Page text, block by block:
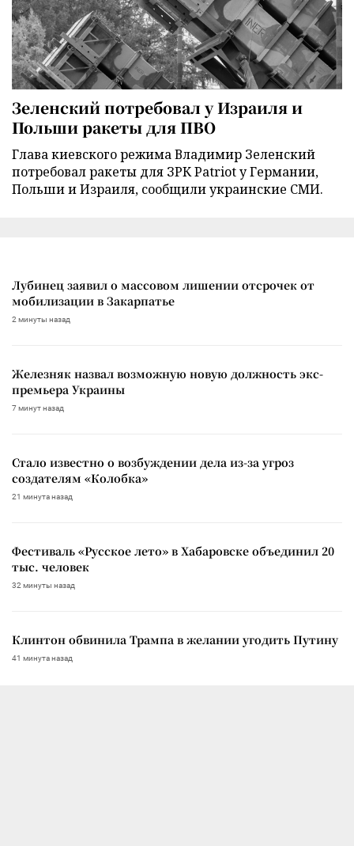
Зеленский потребовал у Израиля и
Польши ракеты для ПВО
Глава киевского режима Владимир Зеленский
потребовал ракеты для ЗРК Patriot у Германии,
Польши и Израиля, сообщили украинские СМИ.
Лубинец заявил о массовом лишении отсрочек от
мобилизации в Закарпатье
2 минуты назад
Железняк назвал возможную новую должность экс-
премьера Украины
7 минут назад
Стало известно о возбуждении дела из-за угроз
создателям «Колобка»
21 минута назад
Фестиваль «Русское лето» в Хабаровске объединил 20
тыс. человек
32 минуты назад
Клинтон обвинила Трампа в желании угодить Путину
41 минута назад